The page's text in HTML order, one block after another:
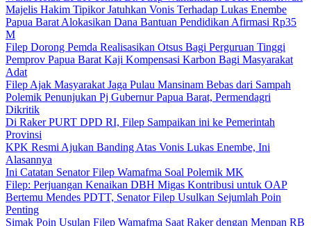
Majelis Hakim Tipikor Jatuhkan Vonis Terhadap Lukas Enembe
Papua Barat Alokasikan Dana Bantuan Pendidikan Afirmasi Rp35
M
Filep Dorong Pemda Realisasikan Otsus Bagi Perguruan Tinggi
Pemprov Papua Barat Kaji Kompensasi Karbon Bagi Masyarakat
Adat
Filep Ajak Masyarakat Jaga Pulau Mansinam Bebas dari Sampah
Polemik Penunjukan Pj Gubernur Papua Barat, Permendagri
Dikritik
Di Raker PURT DPD RI, Filep Sampaikan ini ke Pemerintah
Provinsi
KPK Resmi Ajukan Banding Atas Vonis Lukas Enembe, Ini
Alasannya
Ini Catatan Senator Filep Wamafma Soal Polemik MK
Filep: Perjuangan Kenaikan DBH Migas Kontribusi untuk OAP
Bertemu Mendes PDTT, Senator Filep Usulkan Sejumlah Poin
Penting
Simak Poin Usulan Filep Wamafma Saat Raker dengan Menpan RB